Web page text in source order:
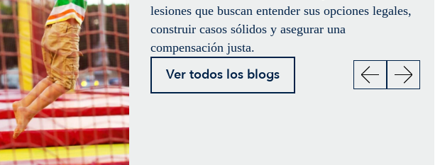
lesiones que buscan entender sus opciones legales,
construir casos sólidos y asegurar una
compensación justa.
Ver todos los blogs